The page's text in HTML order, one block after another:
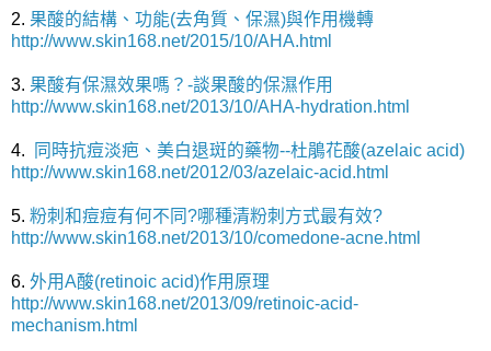
2. 果酸的結構、功能(去角質、保濕)與作用機轉
http://www.skin168.net/2015/10/AHA.html
3. 果酸有保濕效果嗎？-談果酸的保濕作用
http://www.skin168.net/2013/10/AHA-hydration.html
4.
同時抗痘淡疤、美白退斑的藥物--杜鵑花酸(azelaic acid)
http://www.skin168.net/2012/03/azelaic-acid.html
5. 粉刺和痘痘有何不同?哪種清粉刺方式最有效?
http://www.skin168.net/2013/10/comedone-acne.html
6. 外用A酸(retinoic acid)作用原理
http://www.skin168.net/2013/09/retinoic-acid-
mechanism.html